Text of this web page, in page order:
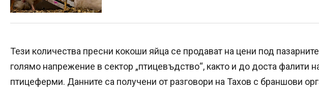
Тези количества пресни кокоши яйца се продават на цени под
голямо напрежение в сектор „птицевъдство“, както и до доста фалити
птицеферми. Данните са получени от разговори на Тахов с браншови